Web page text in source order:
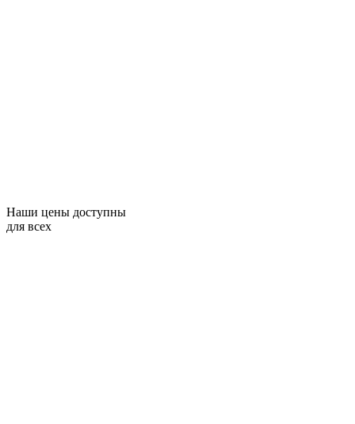
Наши цены доступны
для всех